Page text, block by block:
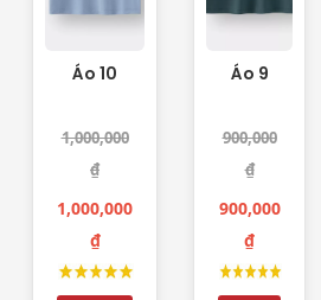
Áo 10
1,000,000
₫
1,000,000
₫
Áo 9
900,000
₫
900,000
₫